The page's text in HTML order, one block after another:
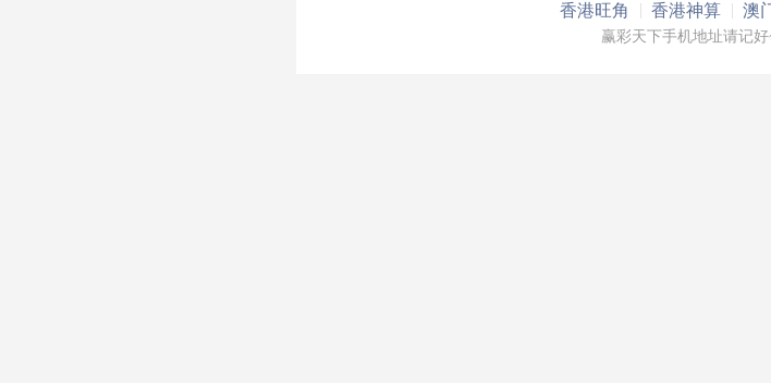
香港旺角
香港神算 澳
赢彩天下手机地址请记